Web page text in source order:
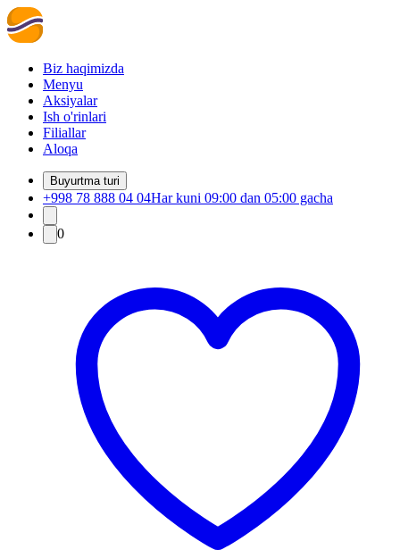
Biz haqimizda
Menyu
Aksiyalar
Ish o'rinlari
Filiallar
Aloqa
Buyurtma turi
+998 78 888 04 04Har kuni 09:00 dan 05:00 gacha
0